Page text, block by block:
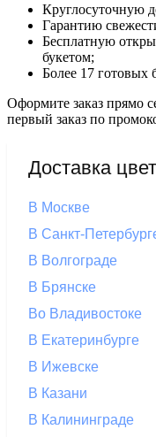
Круглосуточную
Гарантию
Бесплатную
букетом;
Более 17 готовых
Оформите заказ прямо
первый заказ по
Доставка
В Москве
В Санкт-
В Волгограде
В Брянске
Во Владивостоке
В Екатеринбурге
В Ижевске
В Казани
В Калининграде